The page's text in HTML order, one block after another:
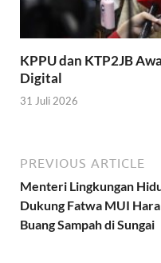
KPPU dan KTP2JB
Digital
31 Juli 2026
PREVIOUS ARTICLE
Menteri Lingkungan
Dukung Fatwa MUI
Buang Sampah di Sungai